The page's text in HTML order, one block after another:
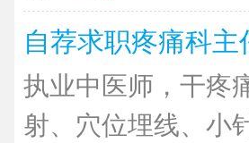
自荐求职疼痛科主
执业中医师，干疼
射、穴位埋线、小